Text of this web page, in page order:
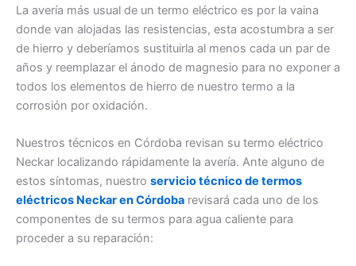
La avería más usual de un termo eléctrico es por la vaina
donde van alojadas las resistencias, esta acostumbra a ser
de hierro y deberíamos sustituirla al menos cada un par de
años y reemplazar el ánodo de magnesio para no exponer a
todos los elementos de hierro de nuestro termo a la
corrosión por oxidación.
Nuestros técnicos en Córdoba revisan su termo eléctrico
Neckar localizando rápidamente la avería. Ante alguno de
estos síntomas, nuestro servicio técnico de termos
eléctricos Neckar en Córdoba revisará cada uno de los
componentes de su termos para agua caliente para
proceder a su reparación: